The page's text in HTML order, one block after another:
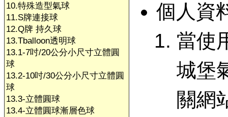
10.特殊造型氣球
11.S牌連接球
12.Q牌 持久球
13.Tballoon透明球
13.1-7吋/20公分小尺寸立體圓
球
13.2-10吋/30公分小尺寸立體圓
球
13.3-立體圓球
13.4-立體圓球漸層色球
個人資
當使
城堡
關網